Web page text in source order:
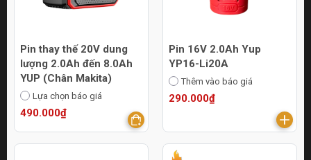
Pin thay thế 20V dung
lượng 2.0Ah đến 8.0Ah
YUP (Chân Makita)
Lựa chọn báo giá
490.000₫
Pin 16V 2.0Ah Yup
YP16-Li20A
Thêm vào báo giá
290.000₫